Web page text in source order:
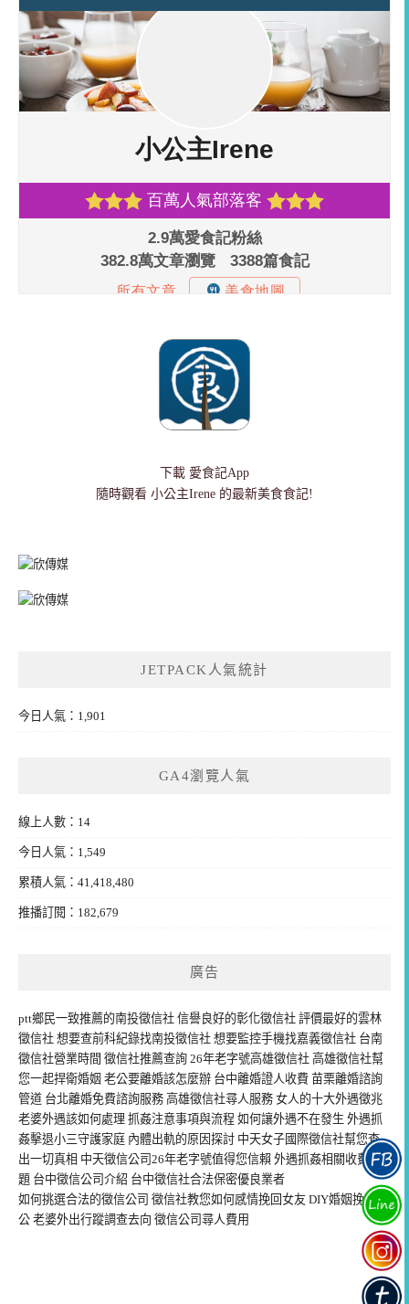
下載 愛食記App
隨時觀看 小公主Irene 的最新美食食記!
JETPACK人氣統計
今日人氣：1,901
GA4瀏覽人氣
線上人數：14
今日人氣：1,549
累積人氣：41,418,480
推播訂閱：182,679
廣告
ptt鄉民一致推薦的南投徵信社 信譽良好的彰化徵信社 評價最好的雲林
徵信社 想要查前科紀錄找南投徵信社 想要監控手機找嘉義徵信社 台南
徵信社營業時間 徵信社推薦查詢 26年老字號高雄徵信社 高雄徵信社幫
您一起捍衛婚姻 老公要離婚該怎麼辦 台中離婚證人收費 苗栗離婚諮詢
管道 台北離婚免費諮詢服務 高雄徵信社尋人服務 女人的十大外遇徵兆
老婆外遇該如何處理 抓姦注意事項與流程 如何讓外遇不在發生 外遇抓
姦擊退小三守護家庭 內體出軌的原因探討 中天女子國際徵信社幫您查
出一切真相 中天徵信公司 26年老字號值得您信賴 外遇抓姦相關收費問
題 台中徵信公司 介紹 台中徵信社合法保密優良業者
如何挑選合法的徵信公司 徵信社教您如何感情挽回 女友 DIY婚姻挽回 老
公 老婆外出行蹤調查去向 徵信公司 尋人費用